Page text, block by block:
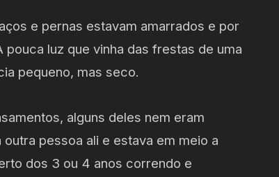
e pernas estavam amarrados e por
luz que vinha das frestas de uma
pequeno, mas seco.
alguns deles nem eram
pessoa ali e estava em meio a
dos 3 ou 4 anos correndo e